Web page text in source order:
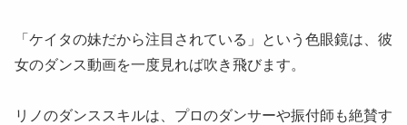
「ケイタの妹だから注目されている」という色眼鏡は、彼
女のダンス動画を一度見れば吹き飛びます。
リノのダンススキルは、プロのダンサーや振付師も絶賛す